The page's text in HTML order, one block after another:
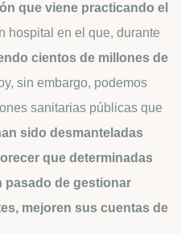
que viene practicando el
hospital en el que, durante
cientos de millones de
sin embargo, podemos
sanitarias públicas que
sido desmanteladas
que determinadas
pasado de gestionar
mejoren sus cuentas de